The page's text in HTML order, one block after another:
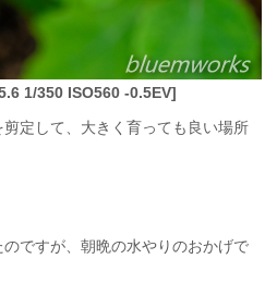
1/350 ISO560 -0.5EV]
定して、大きく育っても良い場所
ですが、朝晩の水やりのおかげで